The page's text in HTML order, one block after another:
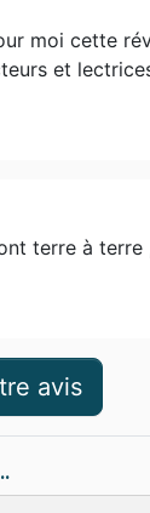
moi cette
et
terre à
avis